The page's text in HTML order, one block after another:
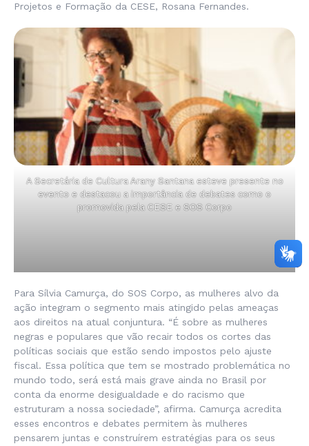
Projetos e Formação da CESE, Rosana Fernandes.
A Secretária de Cultura Arany Santana esteve presente no
evento e destacou a importância de debates como o
promovida pela CESE e SOS Corpo
Para Sílvia Camurça, do SOS Corpo, as mulheres alvo da
ação integram o segmento mais atingido pelas ameaças
aos direitos na atual conjuntura. “É sobre as mulheres
negras e populares que vão recair todos os cortes das
políticas sociais que estão sendo impostos pelo ajuste
fiscal. Essa política que tem se mostrado problemática no
mundo todo, será está mais grave ainda no Brasil por
conta da enorme desigualdade e do racismo que
estruturam a nossa sociedade”, afirma. Camurça acredita
esses encontros e debates permitem às mulheres
pensarem juntas e construírem estratégias para os seus